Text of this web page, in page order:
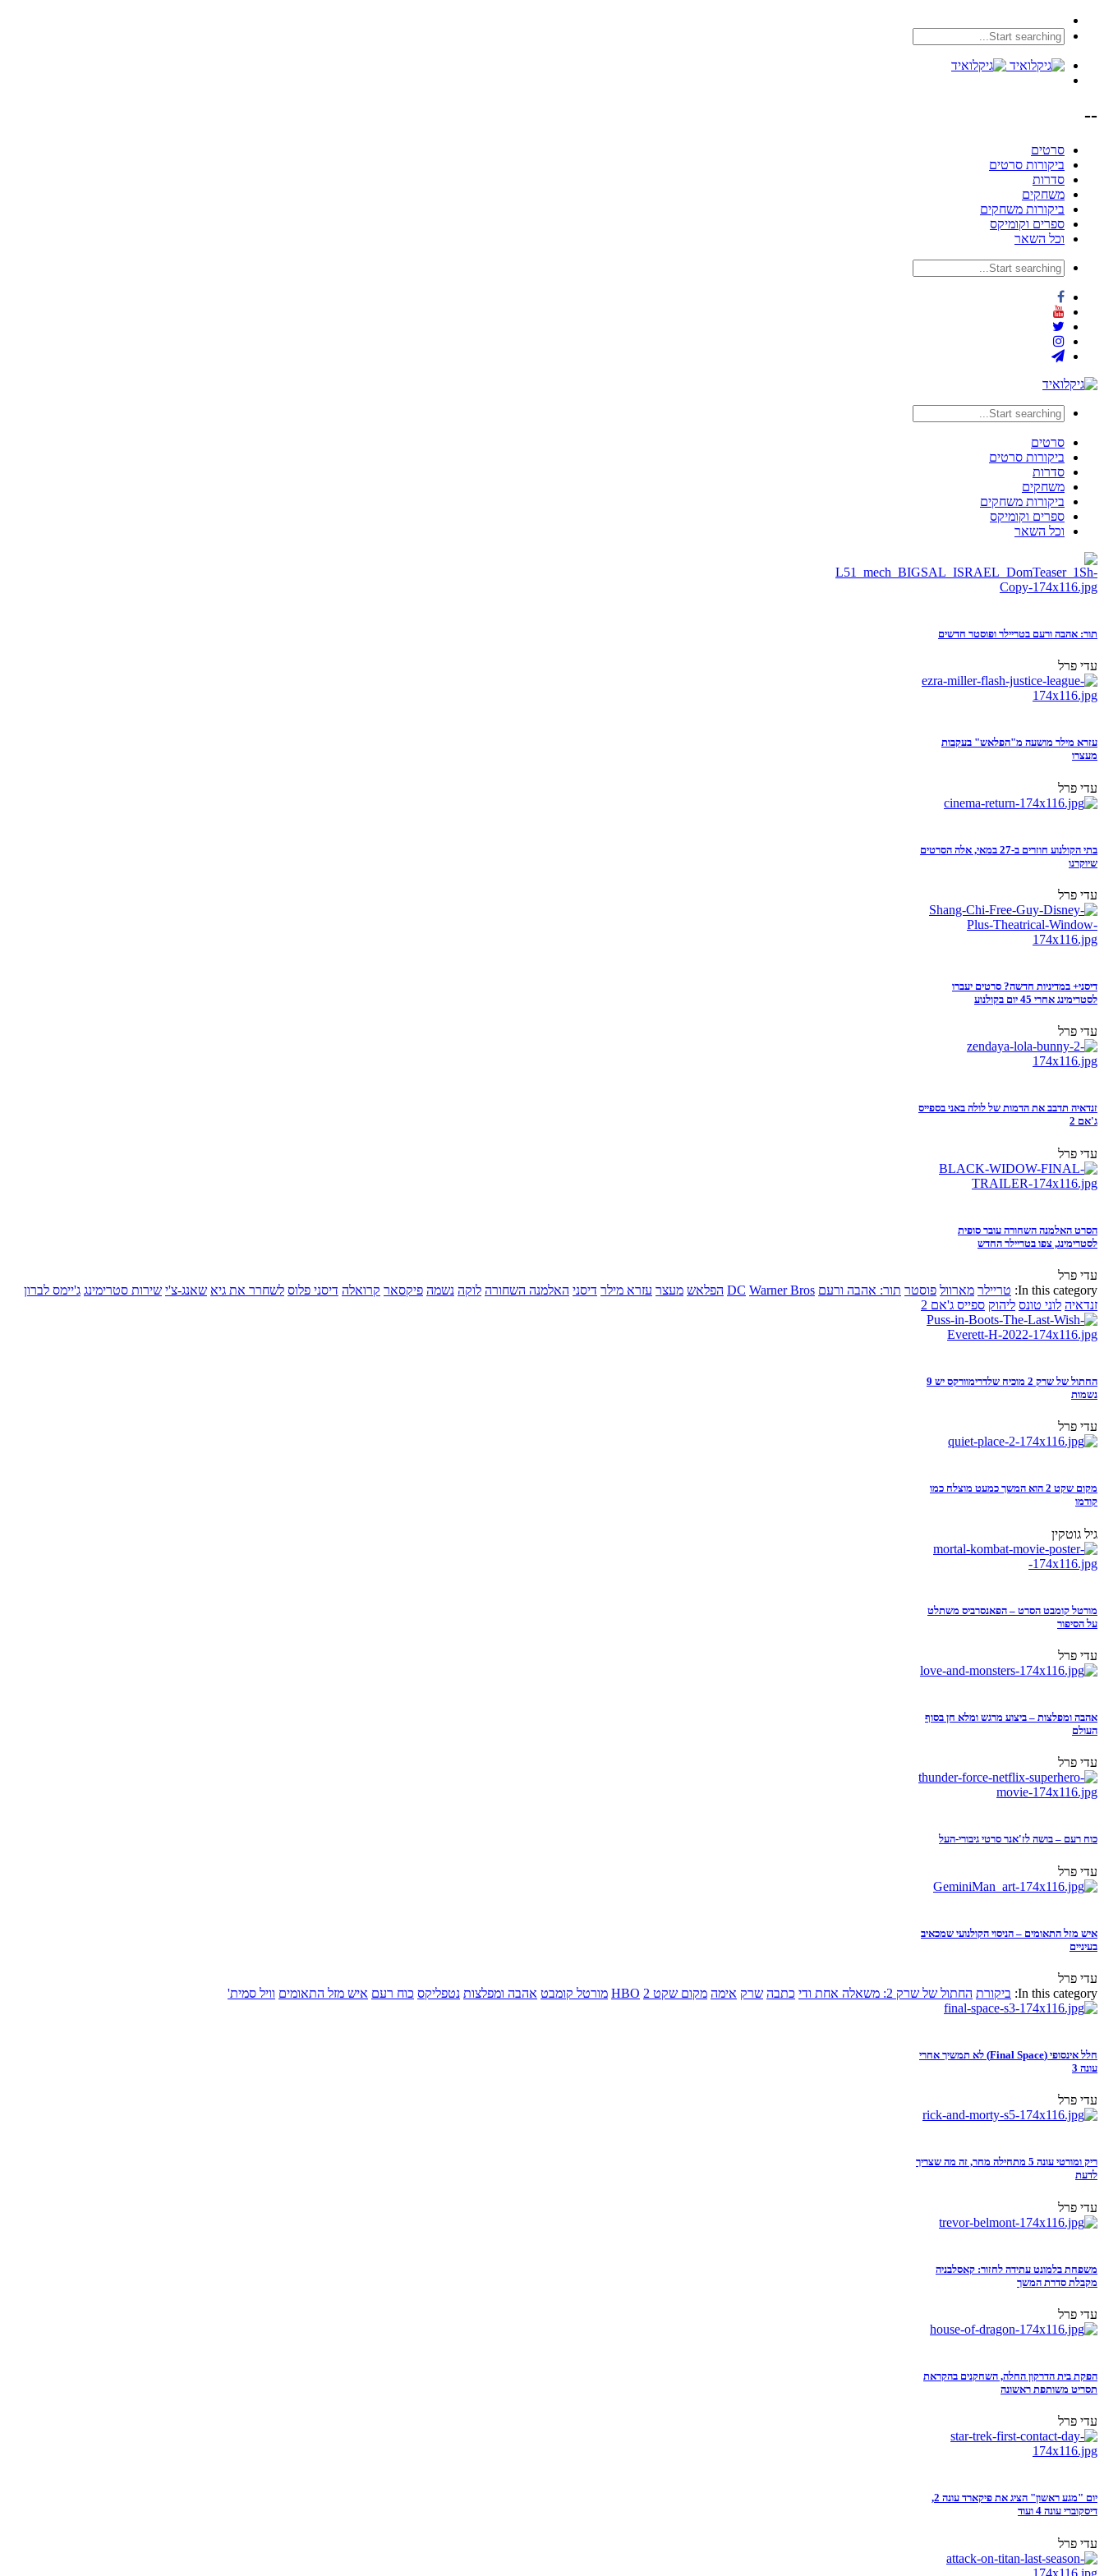
--
סרטים
ביקורות סרטים
סדרות
משחקים
ביקורות משחקים
ספרים וקומיקס
וכל השאר
סרטים
ביקורות סרטים
סדרות
משחקים
ביקורות משחקים
ספרים וקומיקס
וכל השאר
תור: אהבה ורעם בטריילר ופוסטר חדשים
עדי פרל
עזרא מילר מושעה מ"הפלאש" בעקבות
מעצרו
עדי פרל
בתי הקולנוע חוזרים ב-27 במאי, אלה הסרטים
שיוקרנו
עדי פרל
דיסני+ במדיניות חדשה? סרטים יעברו
לסטרימינג אחרי 45 יום בקולנוע
עדי פרל
זנדאיה תדבב את הדמות של לולה באני בספייס
ג'אם 2
עדי פרל
הסרט האלמנה השחורה עובר סופית
לסטרימינג, צפו בטריילר החדש
עדי פרל
In this category: טריילר מארוול פוסטר תור: אהבה ורעם DC Warner Bros הפלאש מעצר עזרא מילר דיסני האלמנה השחורה לוקה נשמה פיקסאר קרואלה דיסני פלוס לשחרר את גיא שאנג-צ'י שירות סטרימינג ג'יימס לברון
זנדאיה לוני טונס ליהוק ספייס ג'אם 2
החתול של שרק 2 מוכיח שלדרימוורקס יש 9
נשמות
עדי פרל
מקום שקט 2 הוא המשך כמעט מוצלח כמו
קודמו
גיל גוטקין
מורטל קומבט הסרט – הפאנסרביס משתלט
על הסיפור
עדי פרל
אהבה ומפלצות – ביצוע מרגש ומלא חן בסוף
העולם
עדי פרל
כוח רעם – בושה לז'אנר סרטי גיבורי-העל
עדי פרל
איש מזל התאומים – הניסוי הקולנועי שמכאיב
בעיניים
עדי פרל
In this category: ביקורת החתול של שרק 2: משאלה אחת ודי כתבה שרק אימה מקום שקט 2 HBO מורטל קומבט אהבה ומפלצות נטפליקס כוח רעם איש מזל התאומים וויל סמית'
חלל אינסופי (Final Space) לא תמשיך אחרי
עונה 3
עדי פרל
ריק ומורטי עונה 5 מתחילה מחר, זה מה שצריך
לדעת
עדי פרל
משפחת בלמונט עתידה לחזור: קאסלבניה
מקבלת סדרת המשך
עדי פרל
הפקת בית הדרקון החלה, השחקנים בהקראת
תסריט משותפת ראשונה
עדי פרל
יום "מגע ראשון" הציג את פיקארד עונה 2,
דיסקוברי עונה 4 ועוד
עדי פרל